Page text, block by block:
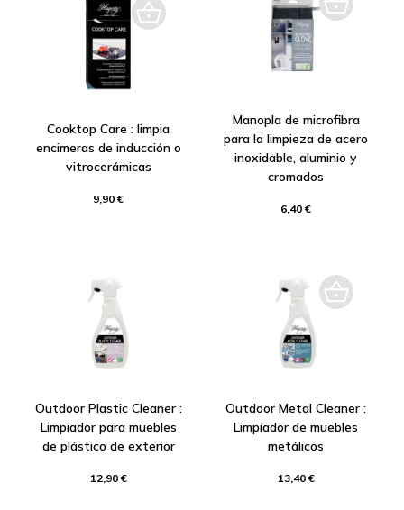
Cooktop Care : limpia
encimeras de inducción o
vitrocerámicas
9,90 €
Manopla de microfibra
para la limpieza de acero
inoxidable, aluminio y
cromados
6,40 €
Outdoor Plastic Cleaner :
Limpiador para muebles
de plástico de exterior
12,90 €
Outdoor Metal Cleaner :
Limpiador de muebles
metálicos
13,40 €